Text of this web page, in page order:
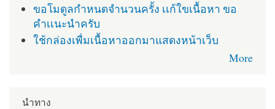
ขอโมดูลกำหนดจำนวนครั้ง เเก้ใขเนื้อหา ขอ
คำเเนะนำครับ
ใช้กล่องเพื่มเนื้อหาออกมาแสดงหน้าเว็บ
More
นำทาง